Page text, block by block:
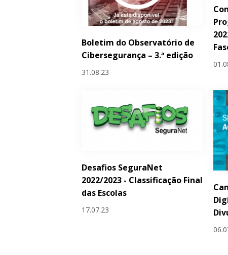
Boletim do Observatório de
Cibersegurança – 3.ª edição
31.08.23
Desafios SeguraNet
2022/2023 - Classificação Final
das Escolas
17.07.23